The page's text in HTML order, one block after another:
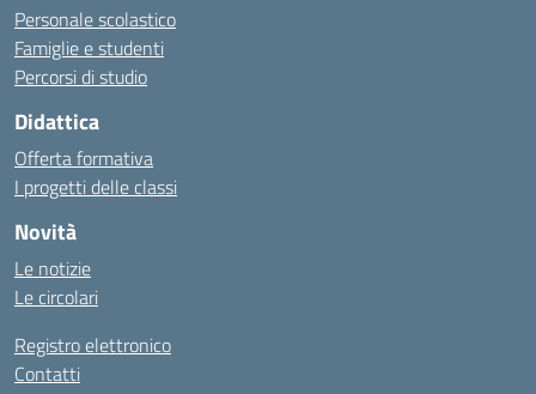
Personale scolastico
Famiglie e studenti
Percorsi di studio
Didattica
Offerta formativa
I progetti delle classi
Novità
Le notizie
Le circolari
Registro elettronico
Contatti